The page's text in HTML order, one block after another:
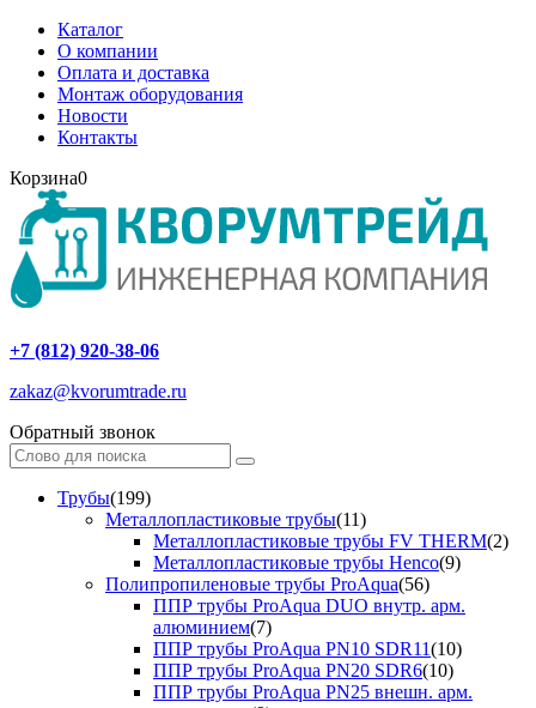
Каталог
О компании
Оплата и доставка
Монтаж оборудования
Новости
Контакты
Корзина0
+7 (812) 920-38-06
zakaz@kvorumtrade.ru
Обратный звонок
Трубы(199)
Металлопластиковые трубы(11)
Металлопластиковые трубы FV THERM(2)
Металлопластиковые трубы Henco(9)
Полипропиленовые трубы ProAqua(56)
ППР трубы ProAqua DUO внутр. арм.
алюминием(7)
ППР трубы ProAqua PN10 SDR11(10)
ППР трубы ProAqua PN20 SDR6(10)
ППР трубы ProAqua PN25 внешн. арм.